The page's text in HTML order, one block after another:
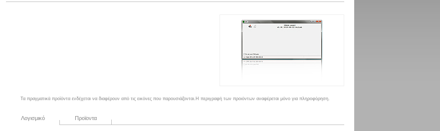
Τα πραγματικά προϊόντα ενδέχεται να διαφέρουν από τις εικόνες που παρουσιάζονται.Η περιγραφή των προιόντων αναφέρεται μόνο για πληροφόρηση.
Λογισμικό Προϊoντα